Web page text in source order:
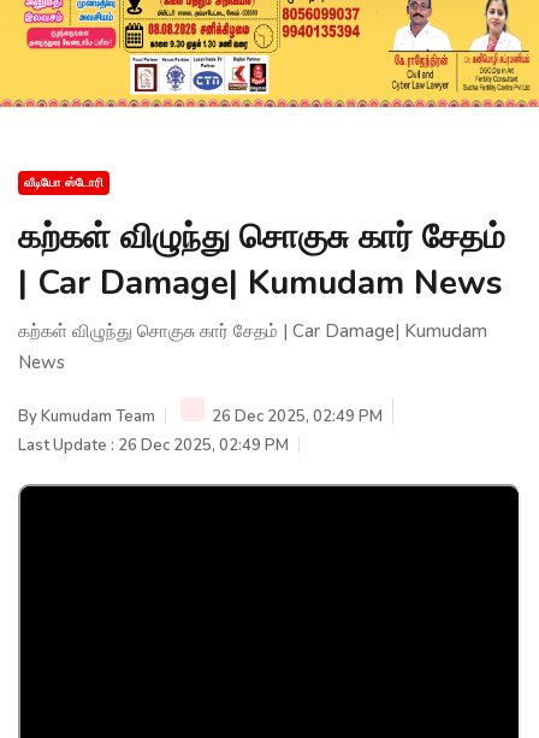
வீடியோ ஸ்டோரி
கற்கள் விழுந்து சொகுசு கார் சேதம்
| Car Damage| Kumudam News
கற்கள் விழுந்து சொகுசு கார் சேதம் | Car Damage| Kumudam
News
ByKumudam Team
26 Dec 2025, 02:49 PM
Last Update : 26 Dec 2025, 02:49 PM